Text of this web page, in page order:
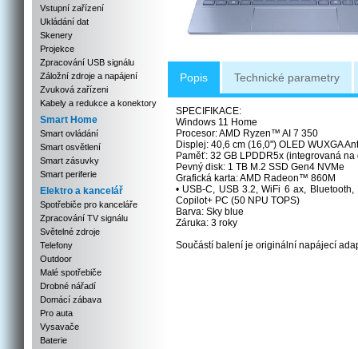
Vstupní zařízení
Ukládání dat
Skenery
Projekce
Zpracování USB signálu
Záložní zdroje a napájení
Zvuková zařízeni
Kabely a redukce a konektory
Smart Home
Smart ovládání
Smart osvětlení
Smart zásuvky
Smart periferie
Elektro a kancelář
Spotřebiče pro kanceláře
Zpracování TV signálu
Světelné zdroje
Telefony
Outdoor
Malé spotřebiče
Drobné nářadí
Domácí zábava
Pro auta
Vysavače
Baterie
Popis Technické parametry
SPECIFIKACE:
Windows 11 Home
Procesor: AMD Ryzen™ AI 7 350
Displej: 40,6 cm (16,0") OLED WUXGA
Paměť: 32 GB LPDDR5x (integrovaná na
Pevný disk: 1 TB M.2 SSD Gen4 NVMe
Grafická karta: AMD Radeon™ 860M
• USB-C, USB 3.2, WiFi 6 ax,
Copilot+ PC (50 NPU TOPS)
Barva: Sky blue
Záruka: 3 roky
Součástí balení je originální napájecí